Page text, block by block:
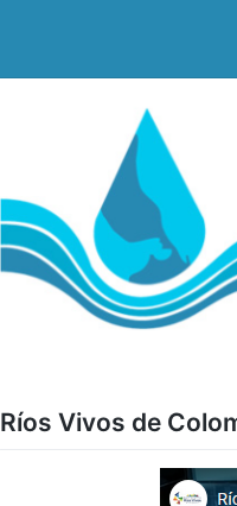
Ríos Vivos de